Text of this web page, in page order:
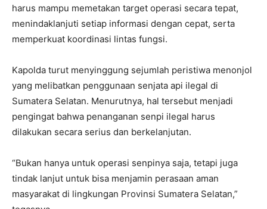
harus mampu memetakan target operasi secara tepat,
menindaklanjuti setiap informasi dengan cepat, serta
memperkuat koordinasi lintas fungsi.
Kapolda turut menyinggung sejumlah peristiwa menonjol
yang melibatkan penggunaan senjata api ilegal di
Sumatera Selatan. Menurutnya, hal tersebut menjadi
pengingat bahwa penanganan senpi ilegal harus
dilakukan secara serius dan berkelanjutan.
“Bukan hanya untuk operasi senpinya saja, tetapi juga
tindak lanjut untuk bisa menjamin perasaan aman
masyarakat di lingkungan Provinsi Sumatera Selatan,”